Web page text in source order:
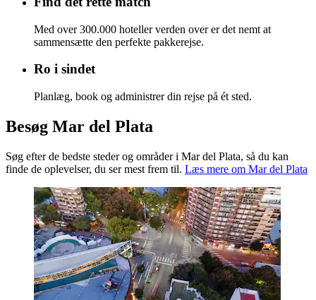
Med over 300.000 hoteller verden over er det nemt at
sammensætte den perfekte pakkerejse.
Ro i sindet
Planlæg, book og administrer din rejse på ét sted.
Besøg Mar del Plata
Søg efter de bedste steder og områder i Mar del Plata, så du kan
finde de oplevelser, du ser mest frem til. Læs mere om Mar del Plata